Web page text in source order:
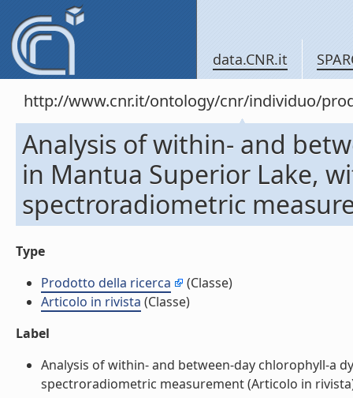
data.CNR.it
http://www.cnr.it/ontology/cnr/individuo/
Analysis of within- and
in Mantua Superior Lake,
spectroradiometric
Type
Prodotto della ricerca
(Classe)
Articolo in rivista (Classe)
Label
Analysis of within- and between-day chlorophyll-a
spectroradiometric measurement (Articolo in